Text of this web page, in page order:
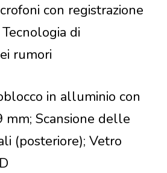
con registrazione
di
rumori
in alluminio con
mm; Scansione delle
(posteriore); Vetro